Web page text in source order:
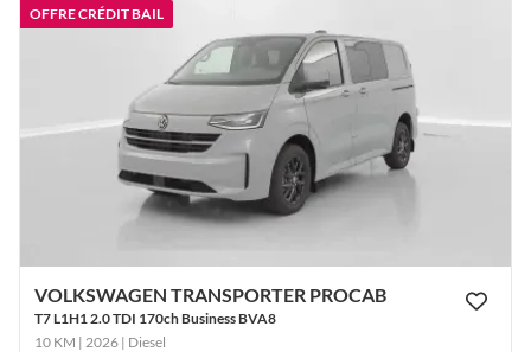
OFFRE CRÉDIT BAIL
VOLKSWAGEN TRANSPORTER PROCAB
T7 L1H1 2.0 TDI 170ch Business BVA8
10 KM | 2026 | Diesel